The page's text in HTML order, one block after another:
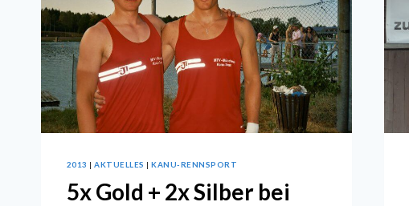
KÖLN
2013 |AKTUELLES |KANU-RENNSPORT
5x Gold + 2x Silber bei